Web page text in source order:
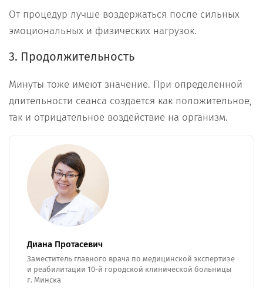
От процедур лучше воздержаться после сильных
эмоциональных и физических нагрузок.
3. Продолжительность
Минуты тоже имеют значение. При определенной
длительности сеанса создается как положительное,
так и отрицательное воздействие на организм.
Диана Протасевич
Заместитель главного врача по медицинской экспертизе
и реабилитации 10-й городской клинической больницы
г. Минска